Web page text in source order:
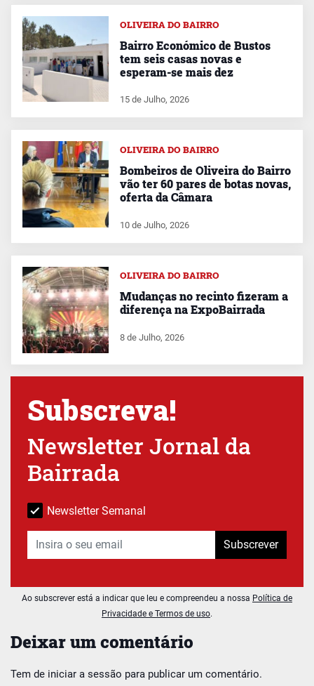
Deixar um comentário
Tem de iniciar a sessão para publicar um comentário.
OLIVEIRA DO BAIRRO
Bairro Económico de Bustos
tem seis casas novas e
esperam-se mais dez
15 de Julho, 2026
OLIVEIRA DO BAIRRO
Bombeiros de Oliveira do Bairro
vão ter 60 pares de botas novas,
oferta da Câmara
10 de Julho, 2026
OLIVEIRA DO BAIRRO
Mudanças no recinto fizeram a
diferença na ExpoBairrada
8 de Julho, 2026
Subscreva!
Newsletter Jornal da
Bairrada
Newsletter Semanal
Subscrever
Ao subscrever está a indicar que leu e compreendeu a nossa Política de
Privacidade e Termos de uso.